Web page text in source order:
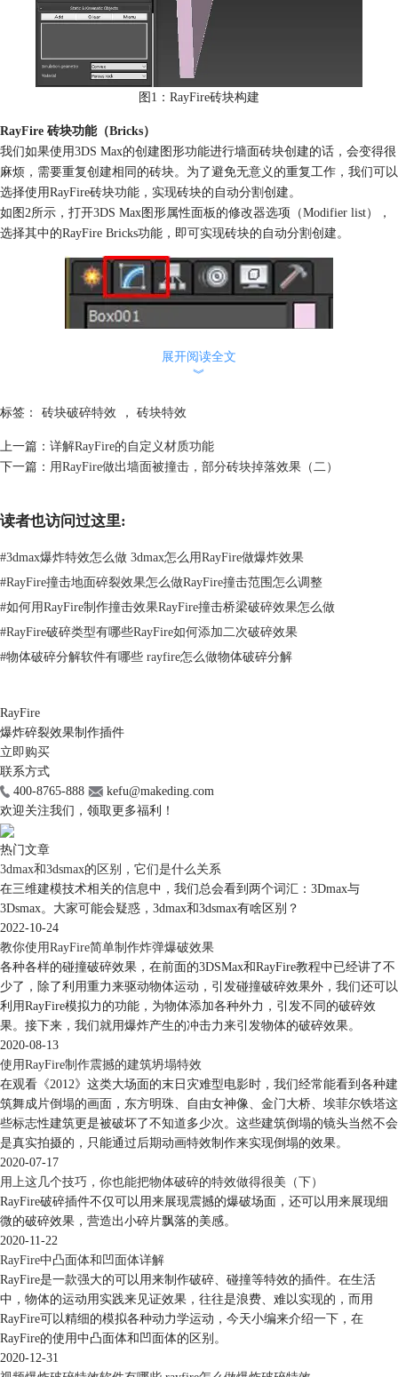
图1：RayFire砖块构建
RayFire 砖块功能（Bricks）
我们如果使用3DS Max的创建图形功能进行墙面砖块创建的话，会变得很
麻烦，需要重复创建相同的砖块。为了避免无意义的重复工作，我们可以
选择使用RayFire砖块功能，实现砖块的自动分割创建。
如图2所示，打开3DS Max图形属性面板的修改器选项（Modifier list），
选择其中的RayFire Bricks功能，即可实现砖块的自动分割创建。
如图3所示，为了更好地调整砖块的数量，我们可以将RayFire 砖块面板中
的砖块量（Brick Size）计数项改为数量（Count）,然后分别在X、Y、Z轴
填入相应的砖块数量。
展开阅读全文
︾
标签： 砖块破碎特效 ， 砖块特效
上一篇： 详解RayFire的自定义材质功能
下一篇： 用RayFire做出墙面被撞击，部分砖块掉落效果（二）
读者也访问过这里:
#3dmax爆炸特效怎么做 3dmax怎么用RayFire做爆炸效果
#RayFire撞击地面碎裂效果怎么做RayFire撞击范围怎么调整
#如何用RayFire制作撞击效果RayFire撞击桥梁破碎效果怎么做
#RayFire破碎类型有哪些RayFire如何添加二次破碎效果
#物体破碎分解软件有哪些 rayfire怎么做物体破碎分解
RayFire
爆炸碎裂效果制作插件
立即购买
联系方式
400-8765-888
kefu@makeding.com
欢迎关注我们，领取更多福利！
热门文章
3dmax和3dsmax的区别，它们是什么关系
在三维建模技术相关的信息中，我们总会看到两个词汇：3Dmax与
3Dsmax。大家可能会疑惑，3dmax和3dsmax有啥区别？
2022-10-24
教你使用RayFire简单制作炸弹爆破效果
各种各样的碰撞破碎效果，在前面的3DSMax和RayFire教程中已经讲了不
少了，除了利用重力来驱动物体运动，引发碰撞破碎效果外，我们还可以
利用RayFire模拟力的功能，为物体添加各种外力，引发不同的破碎效
果。接下来，我们就用爆炸产生的冲击力来引发物体的破碎效果。
2020-08-13
使用RayFire制作震撼的建筑坍塌特效
在观看《2012》这类大场面的末日灾难型电影时，我们经常能看到各种建
筑舞成片倒塌的画面，东方明珠、自由女神像、金门大桥、埃菲尔铁塔这
些标志性建筑更是被破坏了不知道多少次。这些建筑倒塌的镜头当然不会
是真实拍摄的，只能通过后期动画特效制作来实现倒塌的效果。
2020-07-17
用上这几个技巧，你也能把物体破碎的特效做得很美（下）
RayFire破碎插件不仅可以用来展现震撼的爆破场面，还可以用来展现细
微的破碎效果，营造出小碎片飘落的美感。
2020-11-22
RayFire中凸面体和凹面体详解
RayFire是一款强大的可以用来制作破碎、碰撞等特效的插件。在生活
中，物体的运动用实践来见证效果，往往是浪费、难以实现的，而用
RayFire可以精细的模拟各种动力学运动，今天小编来介绍一下，在
RayFire的使用中凸面体和凹面体的区别。
2020-12-31